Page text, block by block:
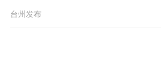
台州发布